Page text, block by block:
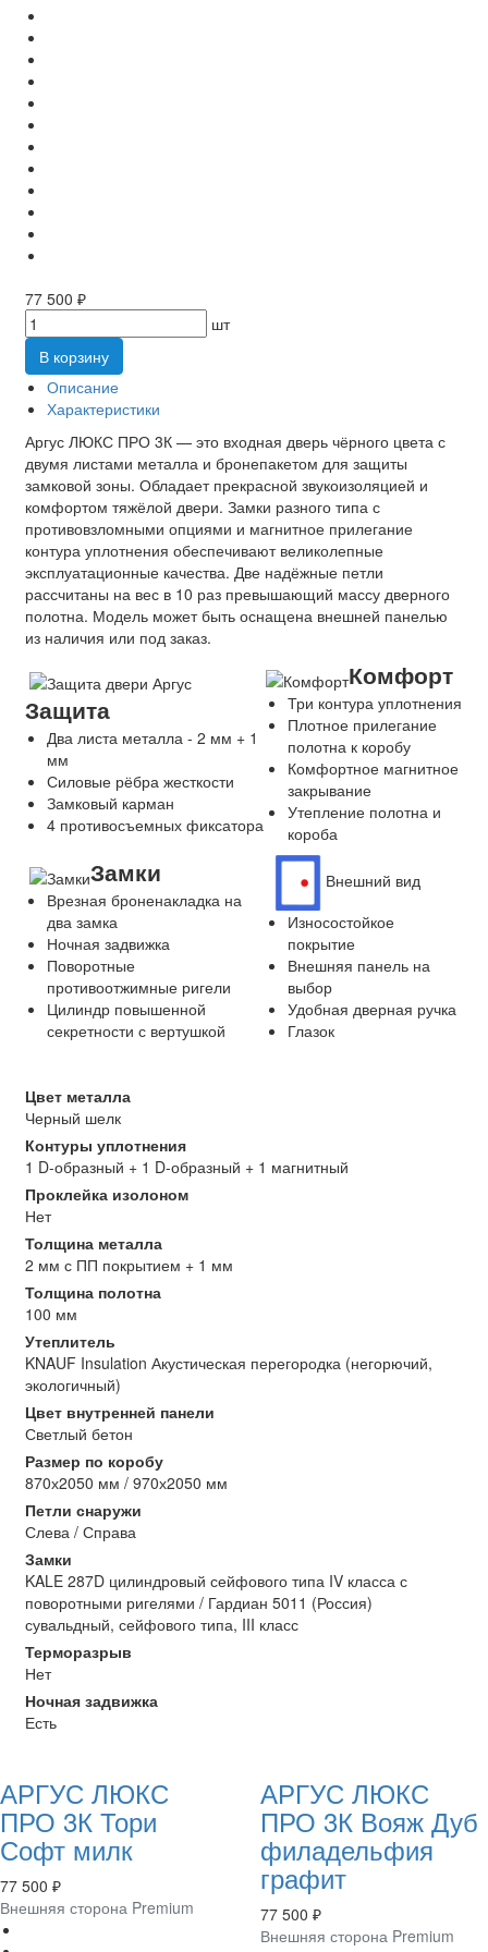
77 500 ₽
шт
В корзину
Описание
Характеристики
Аргус ЛЮКС ПРО 3К — это входная дверь чёрного цвета с
двумя листами металла и бронепакетом для защиты
замковой зоны. Обладает прекрасной звукоизоляцией и
комфортом тяжёлой двери. Замки разного типа с
противовзломными опциями и магнитное прилегание
контура уплотнения обеспечивают великолепные
эксплуатационные качества. Две надёжные петли
рассчитаны на вес в 10 раз превышающий массу дверного
полотна. Модель может быть оснащена внешней панелью
из наличия или под заказ.
Защита
Два листа металла - 2 мм + 1
мм
Силовые рёбра жесткости
Замковый карман
4 противосъемных фиксатора
Комфорт
Три контура уплотнения
Плотное прилегание
полотна к коробу
Комфортное магнитное
закрывание
Утепление полотна и
короба
Замки
Врезная броненакладка на
два замка
Ночная задвижка
Поворотные
противоотжимные ригели
Цилиндр повышенной
секретности с вертушкой
Внешний вид
Износостойкое
покрытие
Внешняя панель на
выбор
Удобная дверная ручка
Глазок
Цвет металла
Черный шелк
Контуры уплотнения
1 D-образный + 1 D-образный + 1 магнитный
Проклейка изолоном
Нет
Толщина металла
2 мм с ПП покрытием + 1 мм
Толщина полотна
100 мм
Утеплитель
KNAUF Insulation Акустическая перегородка (негорючий,
экологичный)
Цвет внутренней панели
Светлый бетон
Размер по коробу
870х2050 мм / 970х2050 мм
Петли снаружи
Слева / Справа
Замки
KALE 287D цилиндровый сейфового типа IV класса с
поворотными ригелями / Гардиан 5011 (Россия)
сувальдный, сейфового типа, III класс
Терморазрыв
Нет
Ночная задвижка
Есть
АРГУС ЛЮКС
ПРО 3К Тори
Софт милк
77 500 ₽
Внешняя сторона Premium
АРГУС ЛЮКС
ПРО 3К Вояж Дуб
филадельфия
графит
77 500 ₽
Внешняя сторона Premium